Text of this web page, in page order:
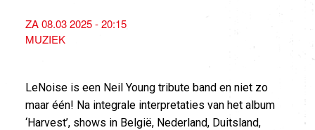
ZA 08.03 2025 - 20:15
MUZIEK
LeNoise is een Neil Young tribute band en niet zo
maar één! Na integrale interpretaties van het album
‘Harvest’, shows in België, Nederland, Duitsland,